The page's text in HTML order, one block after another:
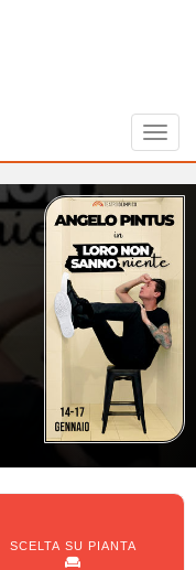
SCELTA SU PIANTA